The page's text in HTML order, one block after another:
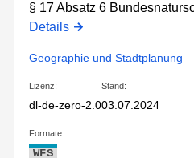
§ 17 Absatz 6
Details
Geographie und Stadtplanung
Lizenz:
dl-de-zero-2.0
Stand:
03.07.2024
Formate:
WFS